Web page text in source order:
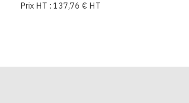
Prix HT : 137,76 € HT